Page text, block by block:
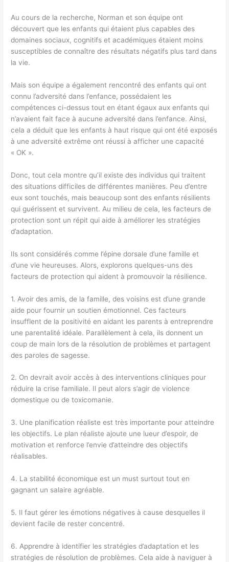
Au cours de la recherche, Norman et son équipe ont
découvert que les enfants qui étaient plus capables des
domaines sociaux, cognitifs et académiques étaient moins
susceptibles de connaître des résultats négatifs plus tard dans
la vie.
Mais son équipe a également rencontré des enfants qui ont
connu l’adversité dans l’enfance, possédaient les
compétences ci-dessus tout en étant égaux aux enfants qui
n’avaient fait face à aucune adversité dans l’enfance. Ainsi,
cela a déduit que les enfants à haut risque qui ont été exposés
à une adversité extrême ont réussi à afficher une capacité
« OK ».
Donc, tout cela montre qu’il existe des individus qui traitent
des situations difficiles de différentes manières. Peu d’entre
eux sont touchés, mais beaucoup sont des enfants résilients
qui guérissent et survivent. Au milieu de cela, les facteurs de
protection sont un répit qui aide à améliorer les stratégies
d’adaptation.
Ils sont considérés comme l’épine dorsale d’une famille et
d’une vie heureuses. Alors, explorons quelques-uns des
facteurs de protection qui aident à promouvoir la résilience.
1. Avoir des amis, de la famille, des voisins est d’une grande
aide pour fournir un soutien émotionnel. Ces facteurs
insufflent de la positivité en aidant les parents à entreprendre
une parentalité idéale. Parallèlement à cela, ils donnent un
coup de main lors de la résolution de problèmes et partagent
des paroles de sagesse.
2. On devrait avoir accès à des interventions cliniques pour
réduire la crise familiale. Il peut alors s’agir de violence
domestique ou de toxicomanie.
3. Une planification réaliste est très importante pour atteindre
les objectifs. Le plan réaliste ajoute une lueur d’espoir, de
motivation et renforce l’envie d’atteindre des objectifs
réalisables.
4. La stabilité économique est un must surtout tout en
gagnant un salaire agréable.
5. Il faut gérer les émotions négatives à cause desquelles il
devient facile de rester concentré.
6. Apprendre à identifier les stratégies d’adaptation et les
stratégies de résolution de problèmes. Cela aide à naviguer à